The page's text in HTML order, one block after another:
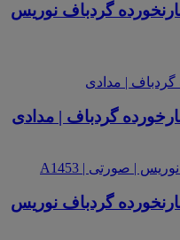
گردباف نوریس
گردباف | مدادی
گردباف نوریس